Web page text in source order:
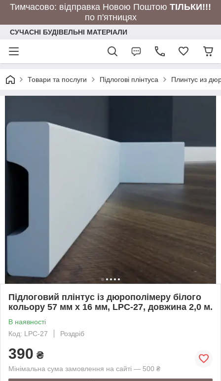
Тимчасово: відправка Новою Поштою ТІЛЬКИ!!!
по п'ятницях
СУЧАСНІ БУДІВЕЛЬНІ МАТЕРІАЛИ
Товари та послуги Підлогові плінтуса Плинтус из
Підлоговий плінтус із дюрополімеру білого
кольору 57 мм х 16 мм, LPC-27, довжина 2,0 м.
В наявності
Код: LPC-27
Роздріб
390 ₴
Мінімальна сума замовлення на сайті — 500 ₴